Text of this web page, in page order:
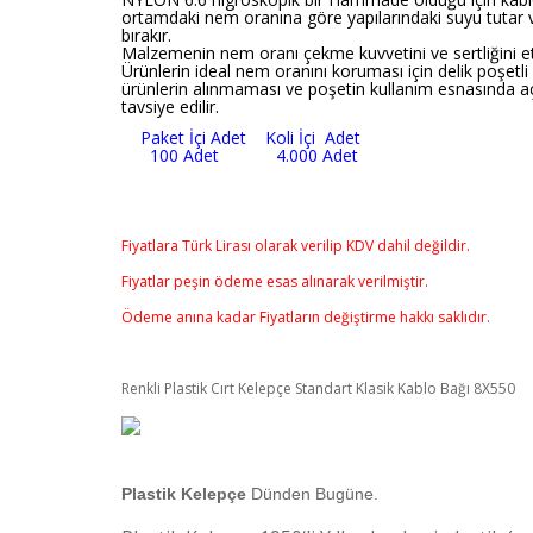
ortamdaki nem oranına göre yapılarındaki suyu tutar
bırakır.
Malzemenin nem oranı çekme kuvvetini ve sertliğini
Ürünlerin ideal nem oranını koruması için delik poşetli
ürünlerin alınmaması ve poşetin kullanım esnasında
tavsiye edilir.
Paket İçi Adet Koli İçi Adet
100 Adet 4.000 Adet
Fiyatlara Türk Lirası olarak verilip KDV dahil değildir.
Fiyatlar peşin ödeme esas alınarak verilmiştir.
Ödeme anına kadar Fiyatların değiştirme hakkı saklıdır.
Renkli Plastik Cırt Kelepçe Standart Klasik Kablo Bağı 8X550
Plastik Kelepçe Dünden Bugüne.